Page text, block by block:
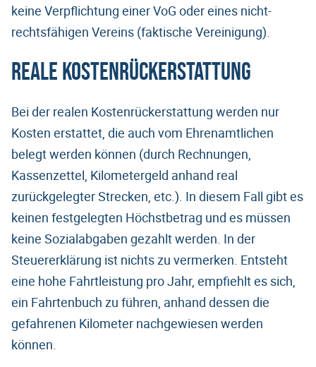
keine Verpflichtung einer VoG oder eines nicht-
rechtsfähigen Vereins (faktische Vereinigung).
Reale Kostenrückerstattung
Bei der realen Kostenrückerstattung werden nur
Kosten erstattet, die auch vom Ehrenamtlichen
belegt werden können (durch Rechnungen,
Kassenzettel, Kilometergeld anhand real
zurückgelegter Strecken, etc.). In diesem Fall gibt es
keinen festgelegten Höchstbetrag und es müssen
keine Sozialabgaben gezahlt werden. In der
Steuererklärung ist nichts zu vermerken. Entsteht
eine hohe Fahrtleistung pro Jahr, empfiehlt es sich,
ein Fahrtenbuch zu führen, anhand dessen die
gefahrenen Kilometer nachgewiesen werden
können.